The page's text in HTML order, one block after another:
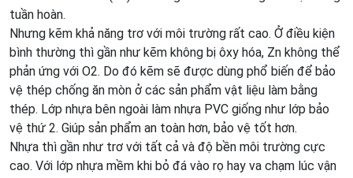
tuần hoàn.
Nhưng kẽm khả năng trơ với môi trường rất cao. Ở điều kiện
bình thường thì gần như kẽm không bị ôxy hóa, Zn không thể
phản ứng với O2. Do đó kẽm sẽ được dùng phổ biến để bảo
vệ thép chống ăn mòn ở các sản phẩm vật liệu làm bằng
thép. Lớp nhựa bên ngoài làm nhựa PVC giống như lớp bảo
vệ thứ 2. Giúp sản phẩm an toàn hơn, bảo vệ tốt hơn.
Nhựa thì gần như trơ với tất cả và độ bền môi trường cực
cao. Với lớp nhựa mềm khi bỏ đá vào rọ hay va chạm lúc vận